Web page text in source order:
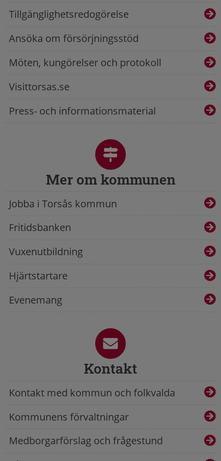
Tillgänglighetsredogörelse
Ansöka om försörjningsstöd
Möten, kungörelser och protokoll
Visittorsas.se
Press- och informationsmaterial
Mer om kommunen
Jobba i Torsås kommun
Fritidsbanken
Vuxenutbildning
Hjärtstartare
Evenemang
Kontakt
Kontakt med kommun och folkvalda
Kommunens förvaltningar
Medborgarförslag och frågestund